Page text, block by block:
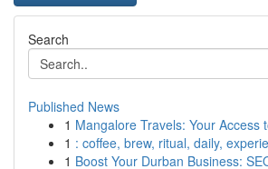
Search
Published News
1 Mangalore Travels: Your Access
1 : coffee, brew, ritual, daily,
1 Boost Your Durban Business: